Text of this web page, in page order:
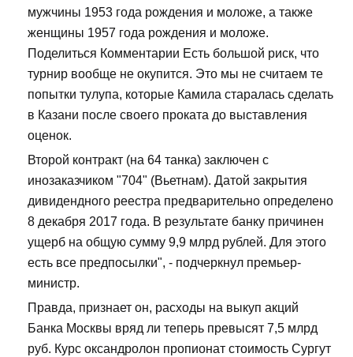
мужчины 1953 года рождения и моложе, а также
женщины 1957 года рождения и моложе.
Поделиться Комментарии Есть большой риск, что
турнир вообще не окупится. Это мы не считаем те
попытки тулупа, которые Камила старалась сделать
в Казани после своего проката до выставления
оценок.
Второй контракт (на 64 танка) заключен с
инозаказчиком "704" (Вьетнам). Датой закрытия
дивидендного реестра предварительно определено
8 декабря 2017 года. В результате банку причинен
ущерб на общую сумму 9,9 млрд рублей. Для этого
есть все предпосылки", - подчеркнул премьер-
министр.
Правда, признает он, расходы на выкуп акций
Банка Москвы вряд ли теперь превысят 7,5 млрд
руб. Курс оксандролон пропионат стоимость Сургут